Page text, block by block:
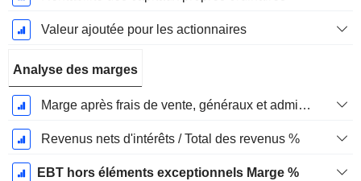
Valeur ajoutée pour les actionnaires
Analyse des marges
Marge après frais de vente, généraux et administratifs %
Revenus nets d'intérêts / Total des revenus %
EBT hors éléments exceptionnels Marge %